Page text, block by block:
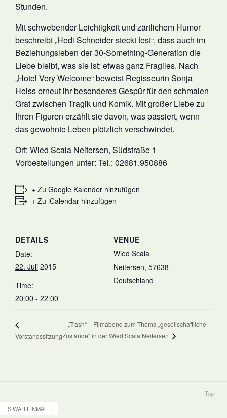
Stunden.
Mit schwebender Leichtigkeit und zärtlichem Humor
beschreibt „Hedi Schneider steckt fest“, dass auch im
Beziehungsleben der 30-Something-Generation die
Liebe bleibt, was sie ist: etwas ganz Fragiles. Nach
„Hotel Very Welcome“ beweist Regisseurin Sonja
Heiss erneut ihr besonderes Gespür für den schmalen
Grat zwischen Tragik und Komik. Mit großer Liebe zu
Ihren Figuren erzählt sie davon, was passiert, wenn
das gewohnte Leben plötzlich verschwindet.
Ort: Wied Scala Neitersen, Südstraße 1
Vorbestellungen unter: Tel.: 02681.950886
+ Zu Google Kalender hinzufügen
+ Zu iCalendar hinzufügen
DETAILS
Date:
22. Juli 2015
Time:
20:00 - 22:00
VENUE
Wied Scala
Neitersen, 57638
Deutschland
Vorstandssitzung
„Trash“ – Filmabend zum Thema „gesellschaftliche
Zustände“ in der Wied Scala Neitersen
ES WAR EINMAL …
Top